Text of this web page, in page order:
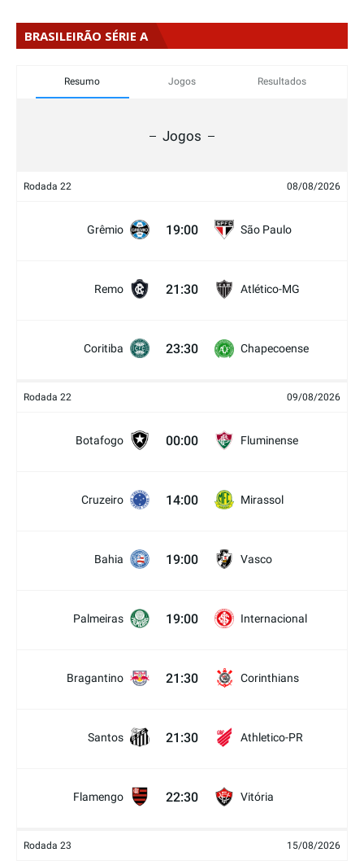
BRASILEIRÃO SÉRIE A
Resumo Jogos Resultados
Jogos
Rodada 22 08/08/2026
Grêmio 19:00 São Paulo
Remo 21:30 Atlético-MG
Coritiba 23:30 Chapecoense
Rodada 22 09/08/2026
Botafogo 00:00 Fluminense
Cruzeiro 14:00 Mirassol
Bahia 19:00 Vasco
Palmeiras 19:00 Internacional
Bragantino 21:30 Corinthians
Santos 21:30 Athletico-PR
Flamengo 22:30 Vitória
Rodada 23 15/08/2026